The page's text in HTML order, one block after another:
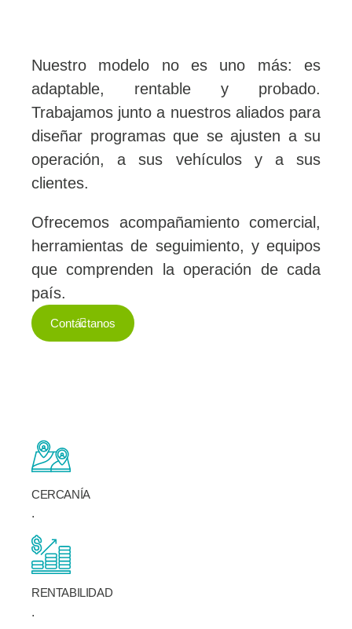
Nuestro modelo no es uno más: es
adaptable, rentable y probado.
Trabajamos junto a nuestros aliados para
diseñar programas que se ajusten a su
operación, a sus vehículos y a sus
clientes.
Ofrecemos acompañamiento comercial,
herramientas de seguimiento, y equipos
que comprenden la operación de cada
país.
Contáctanos
CERCANÍA
.
RENTABILIDAD
.